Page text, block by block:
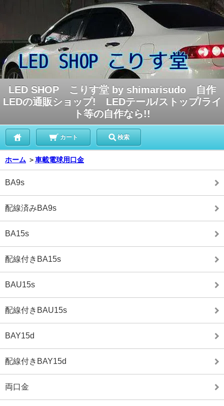
LED SHOP こりす堂 by shimarisudo 自作
LEDの通販ショップ! LEDテール/ストップ/ライ
ト等の自作なら!!
カート 検索
ホーム ＞車載電球用口金
BA9s
配線済みBA9s
BA15s
配線付きBA15s
BAU15s
配線付きBAU15s
BAY15d
配線付きBAY15d
両口金